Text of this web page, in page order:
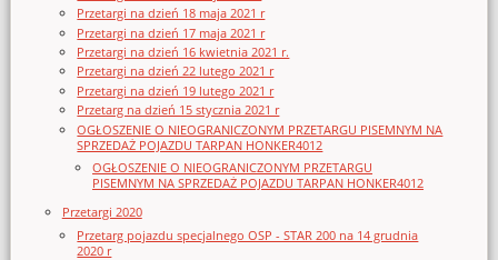
Przetargi na dzień 18 maja 2021 r
Przetargi na dzień 17 maja 2021 r
Przetargi na dzień 16 kwietnia 2021 r.
Przetargi na dzień 22 lutego 2021 r
Przetargi na dzień 19 lutego 2021 r
Przetarg na dzień 15 stycznia 2021 r
OGŁOSZENIE O NIEOGRANICZONYM PRZETARGU PISEMNYM NA
SPRZEDAŻ POJAZDU TARPAN HONKER4012
OGŁOSZENIE O NIEOGRANICZONYM PRZETARGU
PISEMNYM NA SPRZEDAŻ POJAZDU TARPAN HONKER4012
Przetargi 2020
Przetarg pojazdu specjalnego OSP - STAR 200 na 14 grudnia
2020 r